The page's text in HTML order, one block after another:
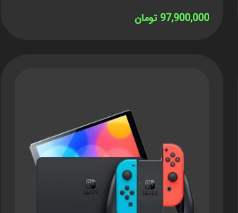
97,900,000 تومان